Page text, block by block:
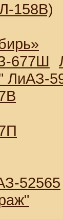
158В)
677Ш
ЛиАЗ-
52565